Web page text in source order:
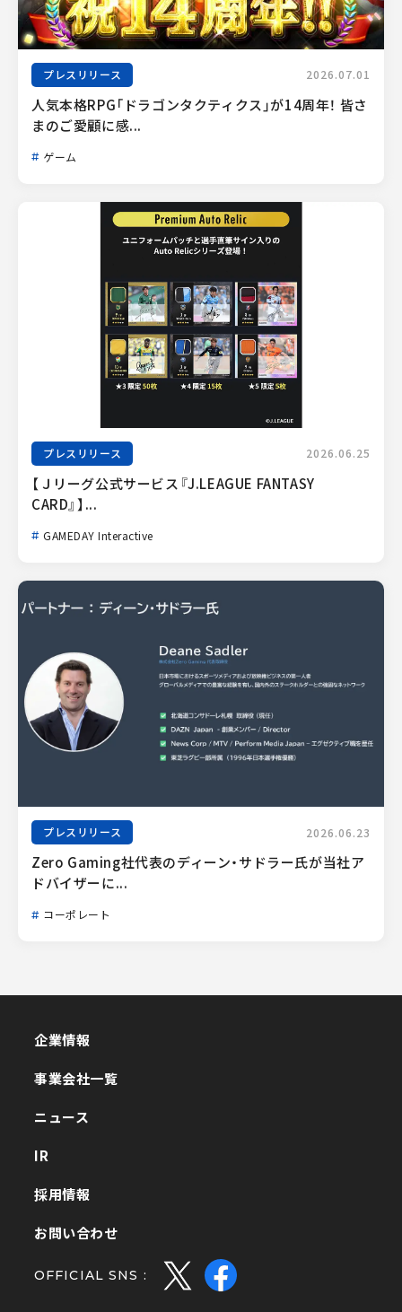
プレスリリース 2026.07.01
人気本格RPG「ドラゴンタクティクス」が14周年！ 皆さ
まのご愛顧に感...
ゲーム
プレスリリース 2026.06.25
【Ｊリーグ公式サービス『J.LEAGUE FANTASY
CARD』】...
GAMEDAY Interactive
プレスリリース 2026.06.23
Zero Gaming社代表のディーン・サドラー氏が当社ア
ドバイザーに...
コーポレート
企業情報
事業会社一覧
ニュース
IR
採用情報
お問い合わせ
OFFICIAL SNS :